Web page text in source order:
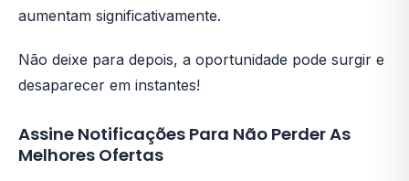
aumentam significativamente.
Não deixe para depois, a oportunidade pode surgir e
desaparecer em instantes!
Assine Notificações Para Não Perder As
Melhores Ofertas